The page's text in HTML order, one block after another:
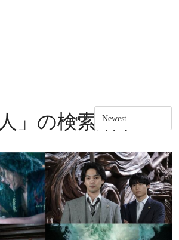
」の検索結果
Sort by: